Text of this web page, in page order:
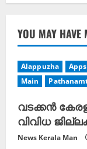
YOU MAY HAVE
Alappuzha Apps
Main
വടക്കൻ
വിവിധ
News Kerala Man